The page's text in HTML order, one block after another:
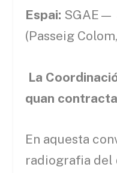
Espai: SGAE—
(Passeig
La
quan
En aquesta
radiografia del